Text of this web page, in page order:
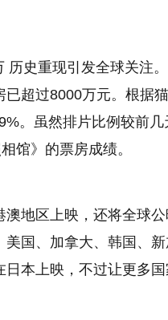
历史重现引发全球关注
超过8000万元。根据
。虽然排片比例较前
馆》的票房成绩。
地区上映，还将全球
国、加拿大、韩国、
本上映，不过让更多